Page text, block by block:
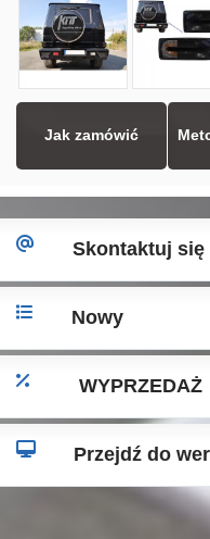
Jak zamówić
Skontaktuj się
Nowy
WYPRZEDAŻ
Przejdź do